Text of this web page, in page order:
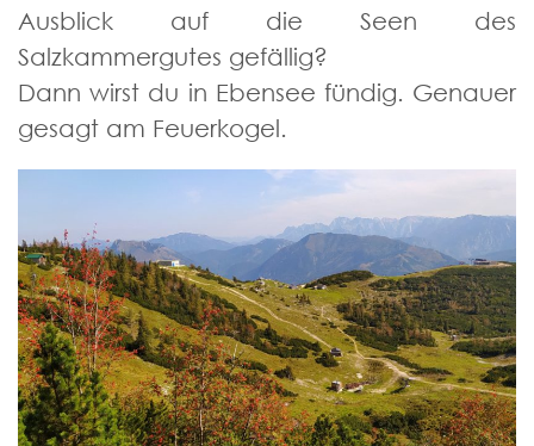
Ausblick auf die Seen des
Salzkammergutes gefällig?
Dann wirst du in Ebensee fündig. Genauer
gesagt am Feuerkogel.